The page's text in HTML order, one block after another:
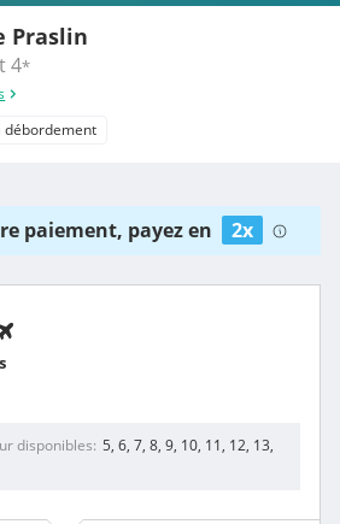
Praslin
4*
débordement
paiement, payez en 2x
disponibles 5, 6, 7, 8, 9, 10, 11, 12, 13,